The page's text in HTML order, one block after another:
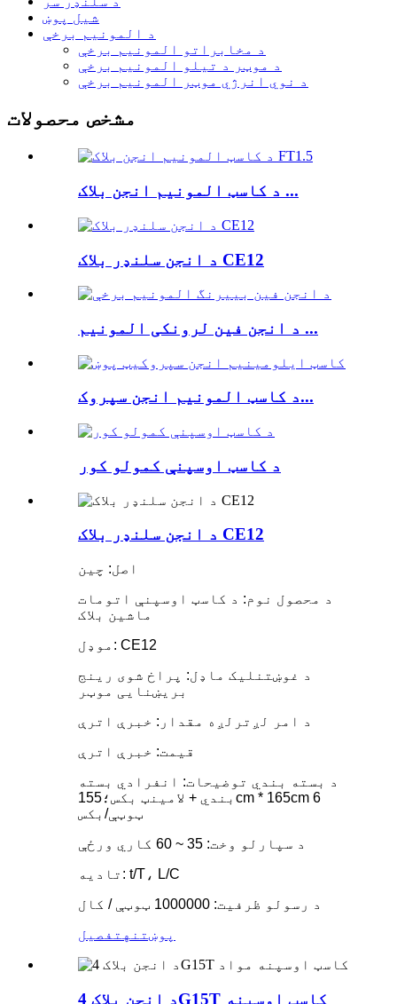
شیل پوښ
د المونیم برخې
د مخابراتو المونیم برخې
د موټر د تیلو المونیم برخې
د نوي انرژي موټر المونیم برخې
مشخص محصولات
د کاسټ المونیم انجن بلاک ...
د انجن سلنډر بلاک CE12
د انجن فین لرونکی المونیم ...
د کاسټ المونیم انجن سپروک...
د کاسټ اوسپنې کمولو کور
د انجن سلنډر بلاک CE12
اصل: چین
د محصول نوم: د کاسټ اوسپنې اتومات
ماشین بلاک
موډل: CE12
د غوښتنلیک ماډل: پراخ شوی رینج
بریښنایی موټر
د امر لږترلږه مقدار: خبرې اترې
قیمت: خبرې اترې
د بسته بندي توضیحات: انفرادي بسته
بندي + لامینټ بکس؛155cm * 165cm 6
ټوټې/بکس
د سپارلو وخت: 35 ~ 60 کاري ورځې
تادیه: t/T، L/C
د رسولو ظرفیت: 1000000 ټوټې / کال
پوښتنه تفصیل
د انجن بلاک 4G15T کاسټ اوسپنه